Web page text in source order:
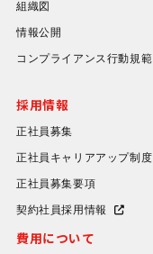
組織図
情報公開
コンプライアンス行動規範
採用情報
正社員募集
正社員キャリアアップ制度
正社員募集要項
契約社員採用情報
費用について